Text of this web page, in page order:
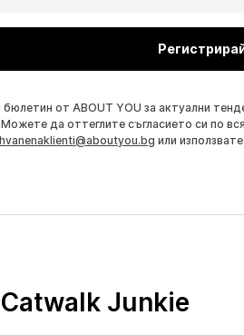
от ABOUT YOU за актуални
да оттеглите съгласието си по
или
Junkie